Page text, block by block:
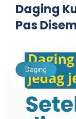
Daging
Pas
Daging